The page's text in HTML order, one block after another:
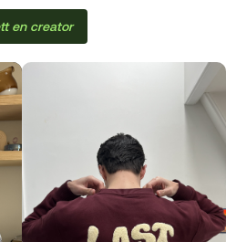
en creator